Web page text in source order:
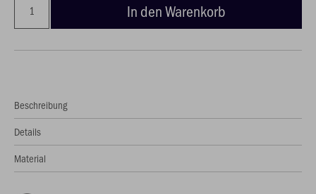
In den Warenkorb
Beschreibung
Details
Material